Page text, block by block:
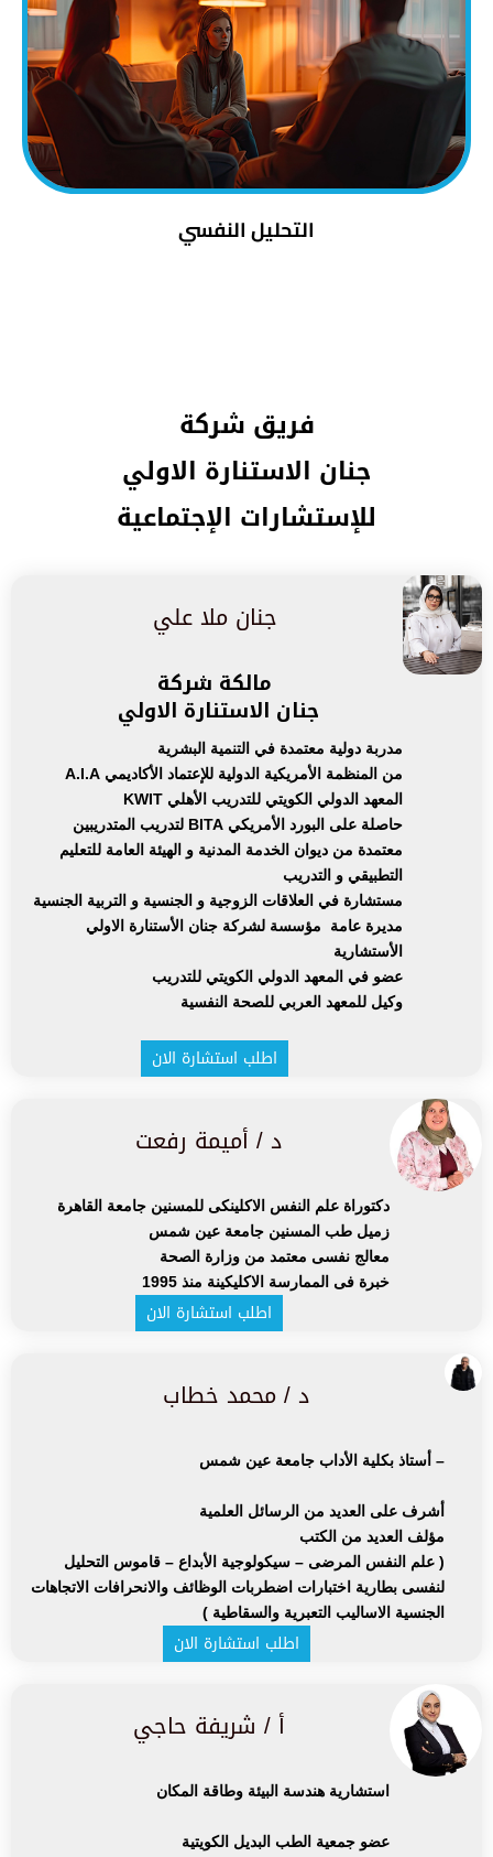
التحليل النفسي
فريق شركة
جنان الاستنارة الاولي
للإستشارات الإجتماعية
جنان ملا علي
مالكة شركة
جنان الاستنارة الاولي
مدربة دولية معتمدة في التنمية البشرية
من المنظمة الأمريكية الدولية للإعتماد الأكاديمي A.I.A
المعهد الدولي الكويتي للتدريب الأهلي KWIT
حاصلة على البورد الأمريكي BITA لتدريب المتدريبين
معتمدة من ديوان الخدمة المدنية و الهيئة العامة للتعليم
التطبيقي و التدريب
مستشارة في العلاقات الزوجية و الجنسية و التربية الجنسية
مديرة عامة مؤسسة لشركة جنان الأستنارة الاولي
الأستشارية
عضو في المعهد الدولي الكويتي للتدريب
وكيل للمعهد العربي للصحة النفسية
اطلب استشارة الان
د / أميمة رفعت
دكتوراة علم النفس الاكلينكى للمسنين جامعة القاهرة
زميل طب المسنين جامعة عين شمس
معالج نفسى معتمد من وزارة الصحة
خبرة فى الممارسة الاكليكينة منذ 1995
اطلب استشارة الان
د / محمد خطاب
– أستاذ بكلية الأداب جامعة عين شمس
أشرف على العديد من الرسائل العلمية
مؤلف العديد من الكتب
( علم النفس المرضى – سيكولوجية الأبداع – قاموس التحليل
لنفسى بطارية اختبارات اضطربات الوظائف والانحرافات الاتجاهات
الجنسية الاساليب التعبرية والسقاطية )
اطلب استشارة الان
أ / شريفة حاجي
استشارية هندسة البيئة وطاقة المكان
عضو جمعية الطب البديل الكويتية